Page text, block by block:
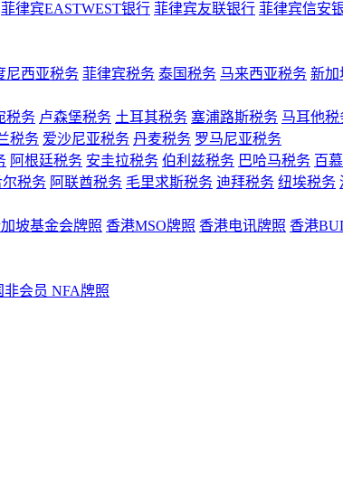
菲律宾EASTWEST银行 菲律宾友联银行 菲律宾信安
尼西亚税务 菲律宾税务 泰国税务 马来西亚税务 新加
税务 卢森堡税务 土耳其税务 塞浦路斯税务 马耳他税
税务 爱沙尼亚税务 丹麦税务 罗马尼亚税务
阿根廷税务 安圭拉税务 伯利兹税务 巴哈马税务 百
尔税务 阿联酋税务 毛里求斯税务 迪拜税务 纽埃税务
坡基金会牌照 香港MSO牌照 香港电讯牌照 香港
非会员 NFA牌照